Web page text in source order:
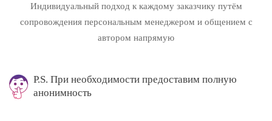
Индивидуальный подход к каждому заказчику путём
сопровождения персональным менеджером и общением с
автором напрямую
P.S. При необходимости предоставим полную
анонимность